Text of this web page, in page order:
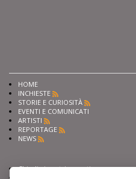
HOME
INCHIESTE
STORIE E CURIOSITÀ
EVENTI E COMUNICATI
ARTISTI
REPORTAGE
NEWS
Chiedi ai nostri esperti